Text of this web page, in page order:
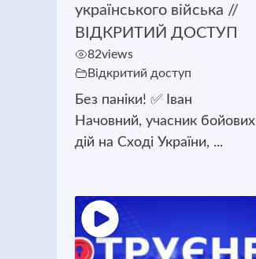
українського війська //
ВІДКРИТИЙ ДОСТУП
82views
Відкритий доступ
Без паніки! ✅ Іван
Начовний, учасник бойових
дій на Сході України, ...